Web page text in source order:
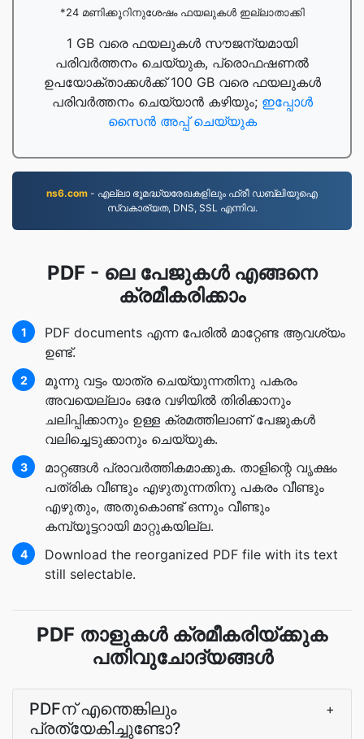
*24 മണിക്കൂറിനുശേഷം ഫയലുകൾ ഇല്ലാതാക്കി
1 GB വരെ ഫയലുകൾ സൗജന്യമായി
പരിവർത്തനം ചെയ്യുക, പ്രൊഫഷണൽ
ഉപയോക്താക്കൾക്ക് 100 GB വരെ ഫയലുകൾ
പരിവർത്തനം ചെയ്യാൻ കഴിയും; ഇപ്പോൾ
സൈൻ അപ്പ് ചെയ്യുക
ns6.com - എല്ലാ ഭൂമദ്ധ്യരേഖകളിലും ഫ്രീ ഡബ്ലിയുഐ
സ്വകാര്യത, DNS, SSL എന്നിവ.
PDF - ലെ പേജുകള്‍ എങ്ങനെ
ക്രമീകരിക്കാം
1
PDF documents എന്ന പേരില്‍ മാറ്റേണ്ട ആവശ്യം
ഉണ്ട്.
2
മൂന്നു വട്ടം യാത്ര ചെയ്യുന്നതിനു പകരം
അവയെല്ലാം ഒരേ വഴിയിൽ തിരിക്കാനും
ചലിപ്പിക്കാനും ഉള്ള ക്രമത്തിലാണ്‌ പേജുകൾ
വലിച്ചെടുക്കാനും ചെയ്യുക.
3
മാറ്റങ്ങള്‍ പ്രാവര്‍ത്തികമാക്കുക. താളിന്റെ വൃക്ഷം
പത്രിക വീണ്ടും എഴുതുന്നതിനു പകരം വീണ്ടും
എഴുതും, അതുകൊണ്ട് ഒന്നും വീണ്ടും
കമ്പ്യൂട്ടറായി മാറ്റുകയില്ല.
4
Download the reorganized PDF file with its text
still selectable.
PDF താളുകള്‍ ക്രമീകരിയ്ക്കുക
പതിവുചോദ്യങ്ങൾ
PDFന് എന്തെങ്കിലും
പ്രത്യേകിച്ചുണ്ടോ?
+